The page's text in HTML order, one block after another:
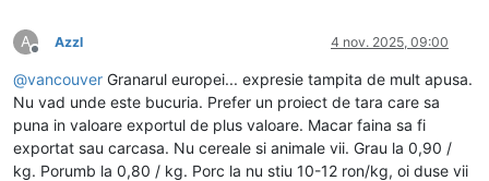
A
Deconectat
Azzl 4 nov. 2025, 09:00
@vancouver Granarul europei... expresie tampita de mult apusa.
Nu vad unde este bucuria. Prefer un proiect de tara care sa
puna in valoare exportul de plus valoare. Macar faina sa fi
exportat sau carcasa. Nu cereale si animale vii. Grau la 0,90 /
kg. Porumb la 0,80 / kg. Porc la nu stiu 10-12 ron/kg, oi duse vii